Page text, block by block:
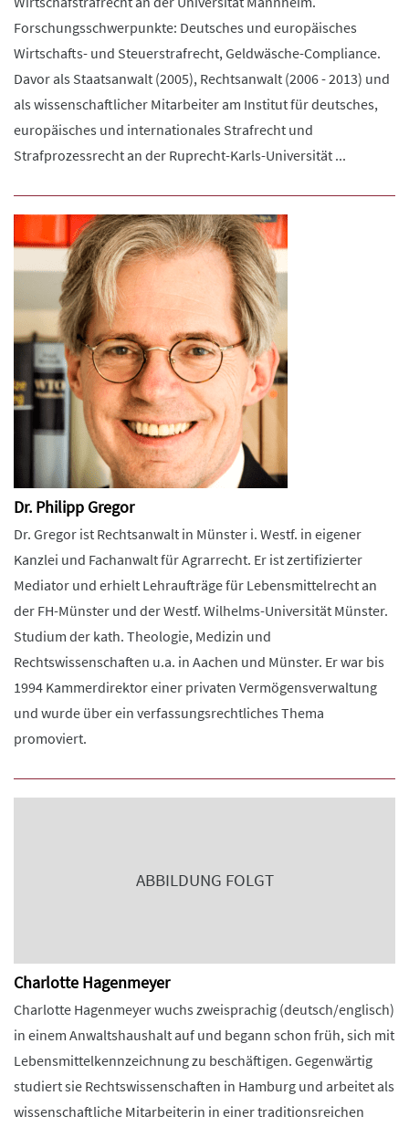
Forschungsschwerpunkte: Deutsches und europäisches
Wirtschafts- und Steuerstrafrecht, Geldwäsche-Compliance.
Davor als Staatsanwalt (2005), Rechtsanwalt (2006 - 2013) und
als wissenschaftlicher Mitarbeiter am Institut für deutsches,
europäisches und internationales Strafrecht und
Strafprozessrecht an der Ruprecht-Karls-Universität ...
Dr. Philipp Gregor
Dr. Gregor ist Rechtsanwalt in Münster i. Westf. in eigener
Kanzlei und Fachanwalt für Agrarrecht. Er ist zertifizierter
Mediator und erhielt Lehraufträge für Lebensmittelrecht an
der FH-Münster und der Westf. Wilhelms-Universität Münster.
Studium der kath. Theologie, Medizin und
Rechtswissenschaften u.a. in Aachen und Münster. Er war bis
1994 Kammerdirektor einer privaten Vermögensverwaltung
und wurde über ein verfassungsrechtliches Thema
promoviert.
ABBILDUNG FOLGT
Charlotte Hagenmeyer
Charlotte Hagenmeyer wuchs zweisprachig (deutsch/englisch)
in einem Anwaltshaushalt auf und begann schon früh, sich mit
Lebensmittelkennzeichnung zu beschäftigen. Gegenwärtig
studiert sie Rechtswissenschaften in Hamburg und arbeitet als
wissenschaftliche Mitarbeiterin in einer traditionsreichen